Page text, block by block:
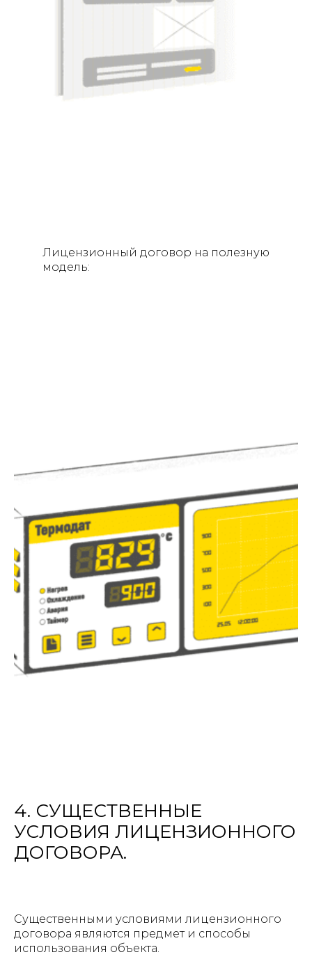
Лицензионный договор на полезную
модель:
4. СУЩЕСТВЕННЫЕ
УСЛОВИЯ ЛИЦЕНЗИОННОГО
ДОГОВОРА.
Существенными условиями лицензионного
договора являются предмет и способы
использования объекта.